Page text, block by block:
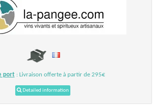
port: Livraison offerte à partir de 295€
Detailed information